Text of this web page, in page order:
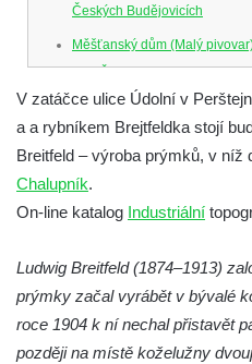
Českých Budějovicích
Měšťanský dům (Malý
IV. v Českých Budějovicích
Dům U Ferusů na
Českých Budějovicích
Solnice na Piaristickém
Budějovicích
Budějovicích
Dům čp. 20 ve Velešíně,
či Kaplanka
Fara v Římově
V zatáčce ulice Údolní v
a a rybníkem Brejtfeldka stojí
Breitfeld – výroba prýmků, v níž
Chalupník.
On-line katalog Industriální
Ludwig Breitfeld (1874–1913)
prýmky začal vyrábět v bývalé
roce 1904 k ní nechal přistavět
později na místě koželužny